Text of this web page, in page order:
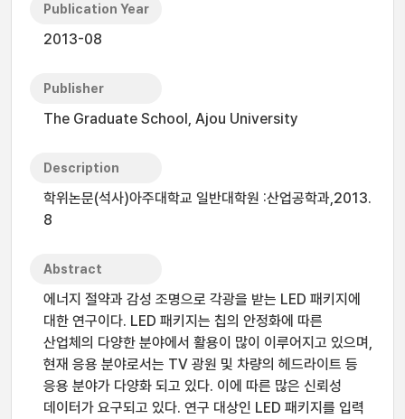
Publication Year
2013-08
Publisher
The Graduate School, Ajou University
Description
학위논문(석사)아주대학교 일반대학원 :산업공학과,2013.
8
Abstract
에너지 절약과 감성 조명으로 각광을 받는 LED 패키지에
대한 연구이다. LED 패키지는 칩의 안정화에 따른
산업체의 다양한 분야에서 활용이 많이 이루어지고 있으며,
현재 응용 분야로서는 TV 광원 및 차량의 헤드라이트 등
응용 분야가 다양화 되고 있다. 이에 따른 많은 신뢰성
데이터가 요구되고 있다. 연구 대상인 LED 패키지를 입력